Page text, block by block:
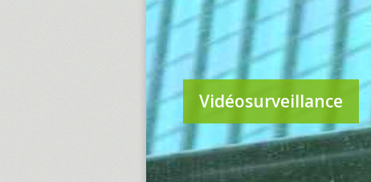
Vidéosurveillance